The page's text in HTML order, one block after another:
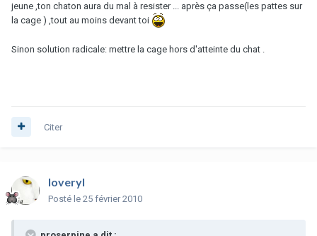
jeune ,ton chaton aura du mal à resister ... après ça passe(les pattes sur
la cage ) ,tout au moins devant toi
Sinon solution radicale: mettre la cage hors d'atteinte du chat .
Citer
loveryl
Posté le 25 février 2010